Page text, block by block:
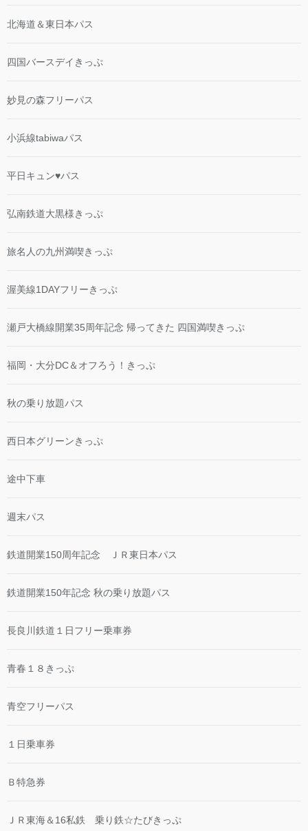
北海道＆東日本パス
四国バースデイきっぷ
妙見の森フリーパス
小浜線tabiwaパス
平日キュン♥パス
弘南鉄道大黒様きっぷ
旅名人の九州満喫きっぷ
渥美線1DAYフリーきっぷ
瀬戸大橋線開業35周年記念 帰ってきた 四国満喫きっぷ
福岡・大分DC＆オフろう！きっぷ
秋の乗り放題パス
西日本グリーンきっぷ
途中下車
週末パス
鉄道開業150周年記念 ＪＲ東日本パス
鉄道開業150年記念 秋の乗り放題パス
長良川鉄道１日フリー乗車券
青春１８きっぷ
青空フリーパス
１日乗車券
Ｂ特急券
ＪＲ東海＆16私鉄 乗り鉄☆たびきっぷ